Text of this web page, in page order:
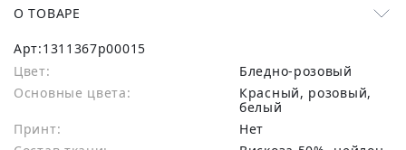
О ТОВАРЕ
Арт:1311367p00015
Цвет:
Бледно-розовый
Основные цвета:
красный, розовый,
белый
Принт:
Нет